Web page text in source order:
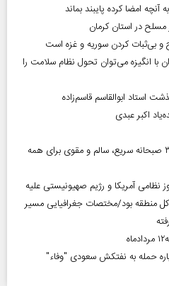
آنچه امضا کرده پایبند بماند
و بی‌ثبات کردن سوریه و غزه است
با انگیزه می‌توان تحول نظام سلامت را
استاد ابوالقاسم قاسم‌زاده
اکبر عبدی
صبحانه چی درست کنم؟ معرفی ۳۰ صبحانه سریع، سالم و مقوی برای همه
نظامی آمریکا و رژیم صهیونیستی علیه
کل منطقه بود/مختصات جغرافیایی مسیر
حمله به نفتکش سعودی "وفاء"